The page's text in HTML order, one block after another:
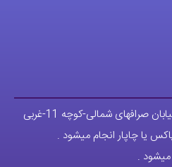
صرافهای شمالی-کوچه 11-غربی
یا چاپار انجام میشود .
میشود .